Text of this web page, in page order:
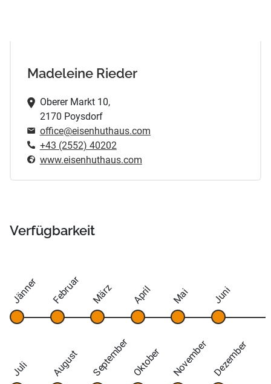
Madeleine Rieder
Oberer Markt 10,
2170 Poysdorf
office@eisenhuthaus.com
+43 (2552) 40202
www.eisenhuthaus.com
Verfügbarkeit
Jänner Februar März April Mai Juni
Juli August September Oktober November Dezember